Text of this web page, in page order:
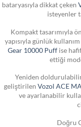
bataryasıyla dikkat çeken
isteyenler
Kompakt tasarımıyla
yapısıyla günlük
Gear 10000 Puff ise
ettiği
Yeniden
geliştirilen Vozol ACE
ve ayarlanabilir
Doğru